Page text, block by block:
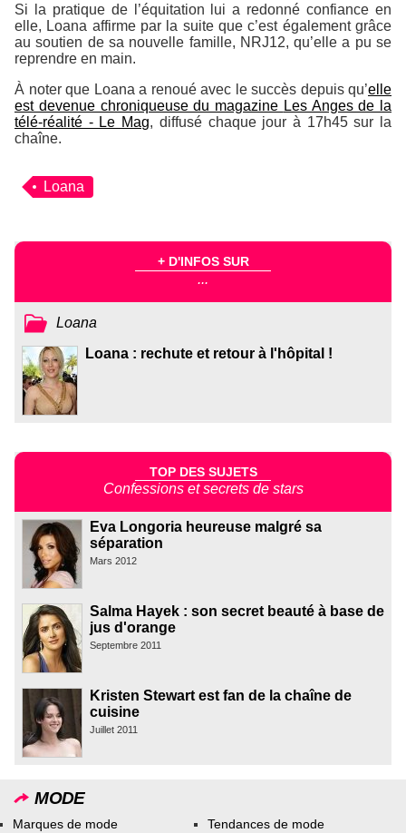
Si la pratique de l’équitation lui a redonné confiance en
elle, Loana affirme par la suite que c’est également grâce
au soutien de sa nouvelle famille, NRJ12, qu’elle a pu se
reprendre en main.
À noter que Loana a renoué avec le succès depuis qu’elle
est devenue chroniqueuse du magazine Les Anges de la
télé-réalité - Le Mag, diffusé chaque jour à 17h45 sur la
chaîne.
Loana
+ D'INFOS SUR
...
Loana
Loana : rechute et retour à l'hôpital !
TOP DES SUJETS
Confessions et secrets de stars
Eva Longoria heureuse malgré sa
séparation
Mars 2012
Salma Hayek : son secret beauté à base de
jus d'orange
Septembre 2011
Kristen Stewart est fan de la chaîne de
cuisine
Juillet 2011
MODE
Marques de mode Tendances de mode